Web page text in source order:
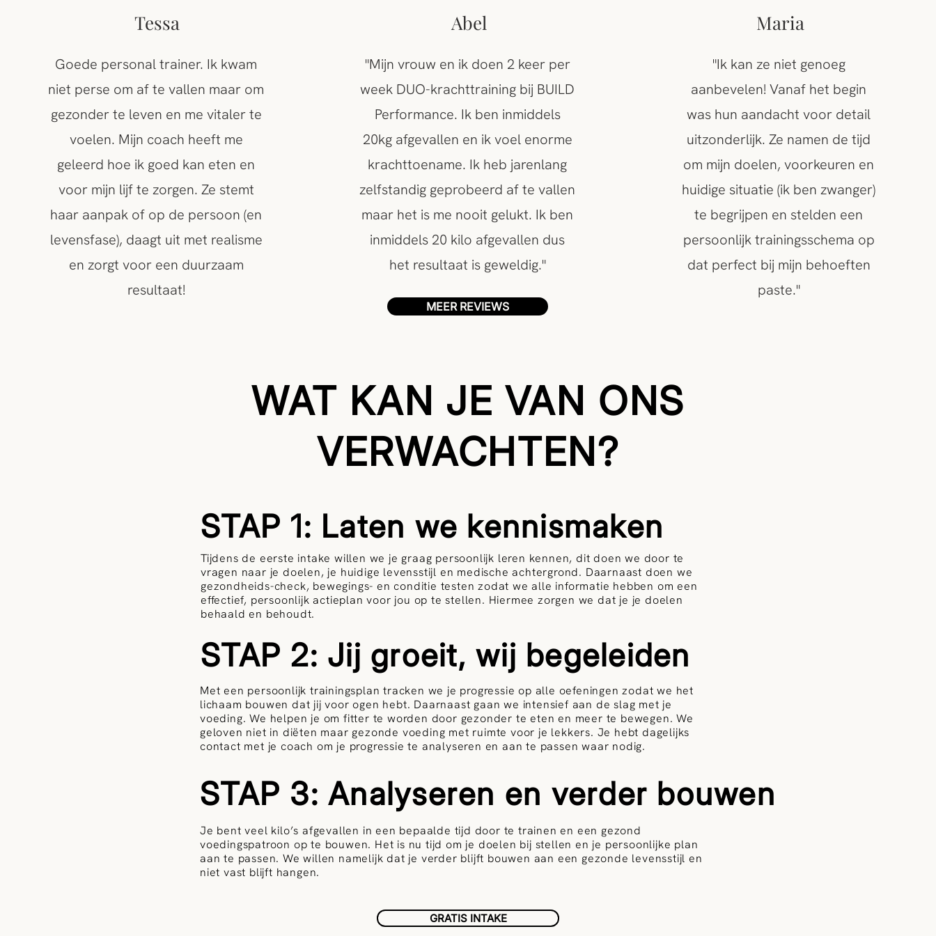
Tessa
Goede personal trainer. Ik kwam
niet perse om af te vallen maar om
gezonder te leven en me vitaler te
voelen. Mijn coach heeft me
geleerd hoe ik goed kan eten en
voor mijn lijf te zorgen. Ze stemt
haar aanpak of op de persoon (en
levensfase), daagt uit met realisme
en zorgt voor een duurzaam
resultaat!
Abel
"Mijn vrouw en ik doen 2 keer per
week DUO-krachttraining bij BUILD
Performance. Ik ben inmiddels
20kg afgevallen en ik voel enorme
krachttoename. Ik heb jarenlang
zelfstandig geprobeerd af te vallen
maar het is me nooit gelukt. Ik ben
inmiddels 20 kilo afgevallen dus
het resultaat is geweldig."
MEER REVIEWS
Maria
"Ik kan ze niet genoeg
aanbevelen! Vanaf het begin
was hun aandacht voor detail
uitzonderlijk. Ze namen de tijd
om mijn doelen, voorkeuren en
huidige situatie (ik ben zwanger)
te begrijpen en stelden een
persoonlijk trainingsschema op
dat perfect bij mijn behoeften
paste."
WAT KAN JE VAN ONS
VERWACHTEN?
STAP 1: Laten we kennismaken
Tijdens de eerste intake willen we je graag persoonlijk leren kennen, dit doen we door te
vragen naar je doelen, je huidige levensstijl en medische achtergrond. Daarnaast doen we
gezondheids-check, bewegings- en conditie testen zodat we alle informatie hebben om een
effectief, persoonlijk actieplan voor jou op te stellen. Hiermee zorgen we dat je je doelen
behaald en behoudt.
STAP 2: Jij groeit, wij begeleiden
Met een persoonlijk trainingsplan tracken we je progressie op alle oefeningen zodat we het
lichaam bouwen dat jij voor ogen hebt. Daarnaast gaan we intensief aan de slag met je
voeding. We helpen je om fitter te worden door gezonder te eten en meer te bewegen. We
geloven niet in diëten maar gezonde voeding met ruimte voor je lekkers. Je hebt dagelijks
contact met je coach om je progressie te analyseren en aan te passen waar nodig.
STAP 3: Analyseren en verder bouwen
Je bent veel kilo’s afgevallen in een bepaalde tijd door te trainen en een gezond
voedingspatroon op te bouwen. Het is nu tijd om je doelen bij stellen en je persoonlijke plan
aan te passen. We willen namelijk dat je verder blijft bouwen aan een gezonde levensstijl en
niet vast blijft hangen.
GRATIS INTAKE